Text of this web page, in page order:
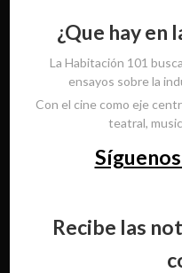
¿Que hay en
La Habitación 101
ensayos sobre la
Con el cine como eje
teatral,
Recibe las